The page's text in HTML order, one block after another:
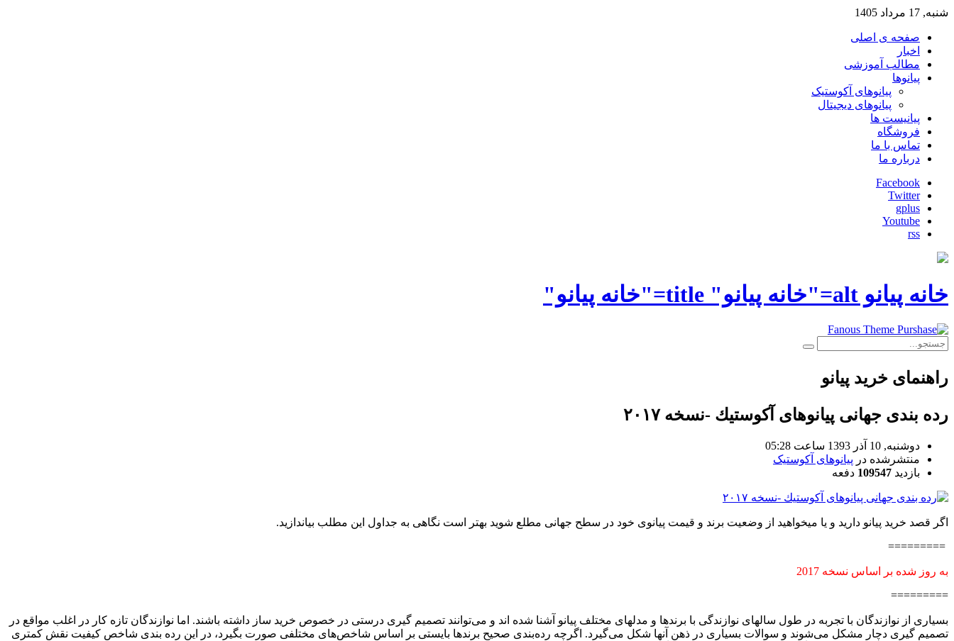
شنبه, 17 مرداد 1405
صفحه ی اصلی
اخبار
مطالب آموزشی
پیانوها
پیانوهای آکوستیک
پیانوهای دیجیتال
پیانیست ها
فروشگاه
تماس با ما
درباره ما
Facebook
Twitter
gplus
Youtube
rss
خانه پیانو alt="خانه پیانو" title="خانه پیانو"
راهنمای خرید پیانو
رده بندی جهانی پيانوهای آكوستيك -نسخه ۲۰۱۷
دوشنبه, 10 آذر 1393 ساعت 05:28
منتشرشده در پیانوهای آکوستیک
بازدید 109547 دفعه
اگر قصد خريد پيانو داريد و يا میخواهيد از وضعيت برند و قيمت پيانوی خود در سطح جهانی مطلع شويد بهتر است نگاهی به جداول اين مطلب بیاندازید.
=========
به روز شده بر اساس نسخه 2017
=========
بسیاری از نوازندگان با تجربه در طول سالهای نوازندگی با برندها و مدلهای مختلف پیانو آشنا شده اند و می‌توانند تصمیم گیری درستی در خصوص خرید ساز داشته باشند. اما نوازندگان تازه كار در اغلب مواقع در
تصمیم گیری دچار مشكل می‌شوند و سوالات بسیاری در ذهن آنها شكل می‌گیرد. اگرچه رده‌بندی صحیح برندها بایستی بر اساس شاخص‌های مختلفی صورت بگیرد،‌ در این رده بندی شاخص کیفیت نقش کمتری